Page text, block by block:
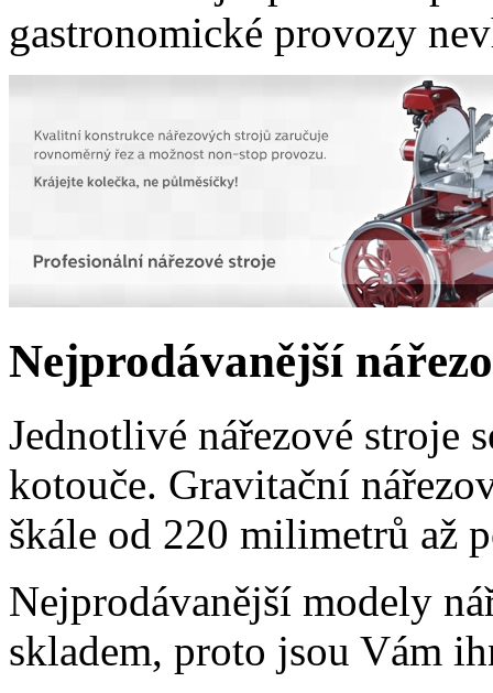
gastronomické provozy
Nejprodávanější
Jednotlivé nářezové stroje
kotouče. Gravitační
škále od 220 milimetrů až
Nejprodávanější modely
skladem, proto jsou Vám